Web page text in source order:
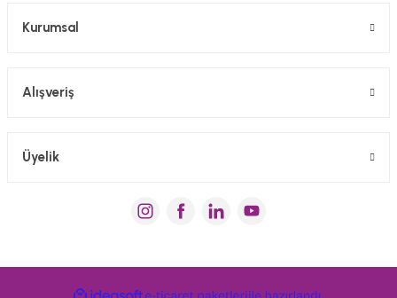
Kurumsal
Alışveriş
Üyelik